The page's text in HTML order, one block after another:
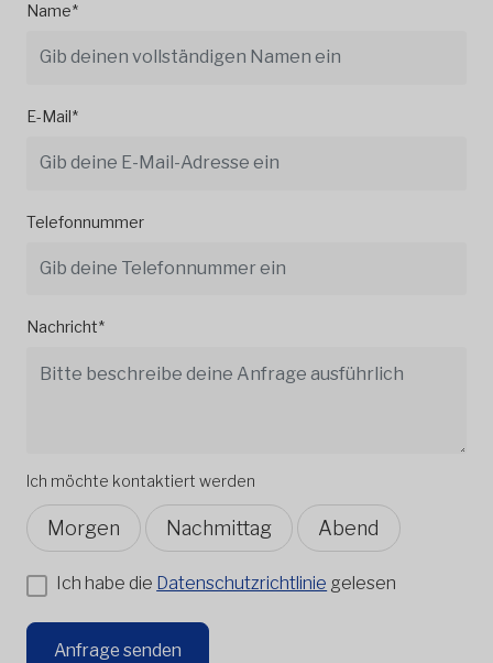
Name*
E-Mail*
Telefonnummer
Nachricht*
Ich möchte kontaktiert werden
Morgen Nachmittag Abend
Ich habe die Datenschutzrichtlinie gelesen
Anfrage senden